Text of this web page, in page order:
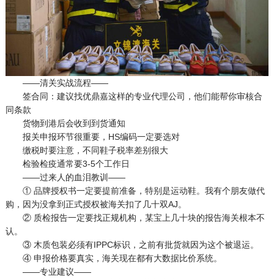
——清关实战流程——
签合同：建议找优鼎嘉这样的专业代理公司，他们能帮你审核合
同条款
货物到港后会收到到货通知
报关申报环节很重要，HS编码一定要选对
缴税时要注意，不同鞋子税率差别很大
检验检疫通常要3-5个工作日
——过来人的血泪教训——
① 品牌授权书一定要提前准备，特别是运动鞋。我有个朋友做代
购，因为没拿到正式授权被海关扣了几十双AJ。
② 质检报告一定要找正规机构，某宝上几十块的报告海关根本不
认。
③ 木质包装必须有IPPC标识，之前有批货就因为这个被退运。
④ 申报价格要真实，海关现在都有大数据比价系统。
——专业建议——